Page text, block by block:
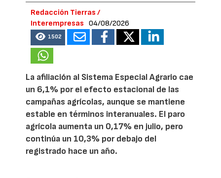
Redacción Tierras /
Interempresas
04/08/2026
1502
La afiliación al Sistema Especial Agrario cae
un 6,1% por el efecto estacional de las
campañas agrícolas, aunque se mantiene
estable en términos interanuales. El paro
agrícola aumenta un 0,17% en julio, pero
continúa un 10,3% por debajo del
registrado hace un año.